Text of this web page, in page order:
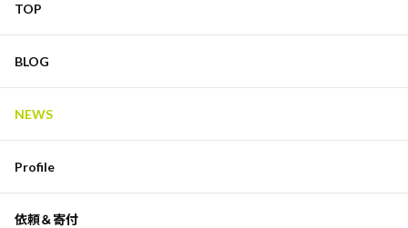
VOICTION
TOP
BLOG
NEWS
Profile
依頼＆寄付